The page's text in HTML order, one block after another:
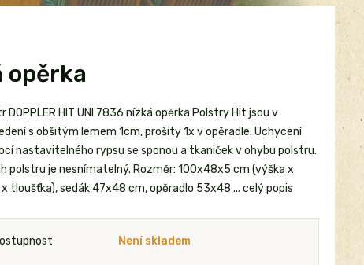
opěrka
DOPPLER HIT UNI 7836 nízká opěrka Polstry Hit jsou v
s obšitým lemem 1cm, prošity 1x v opěradle. Uchycení
nastavitelného rypsu se sponou a tkaniček v ohybu polstru.
polstru je nesnímatelný. Rozměr: 100x48x5 cm (výška x
x tloušťka), sedák 47x48 cm, opěradlo 53x48 ... celý popis
Není skladem